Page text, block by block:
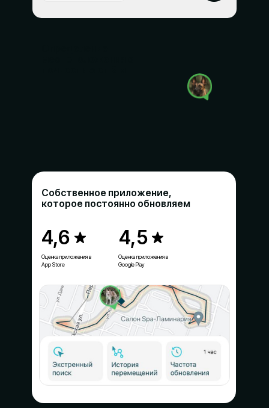
Собственное приложение,
которое постоянно обновляем
4,6
Оценка приложения в
App Store
4,5
Оценка приложения в
Google Play